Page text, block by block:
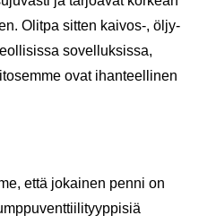
Olitpa sitten kaivos-, öljy-
sovelluksissa,
ovat ihanteellinen
että jokainen penni on